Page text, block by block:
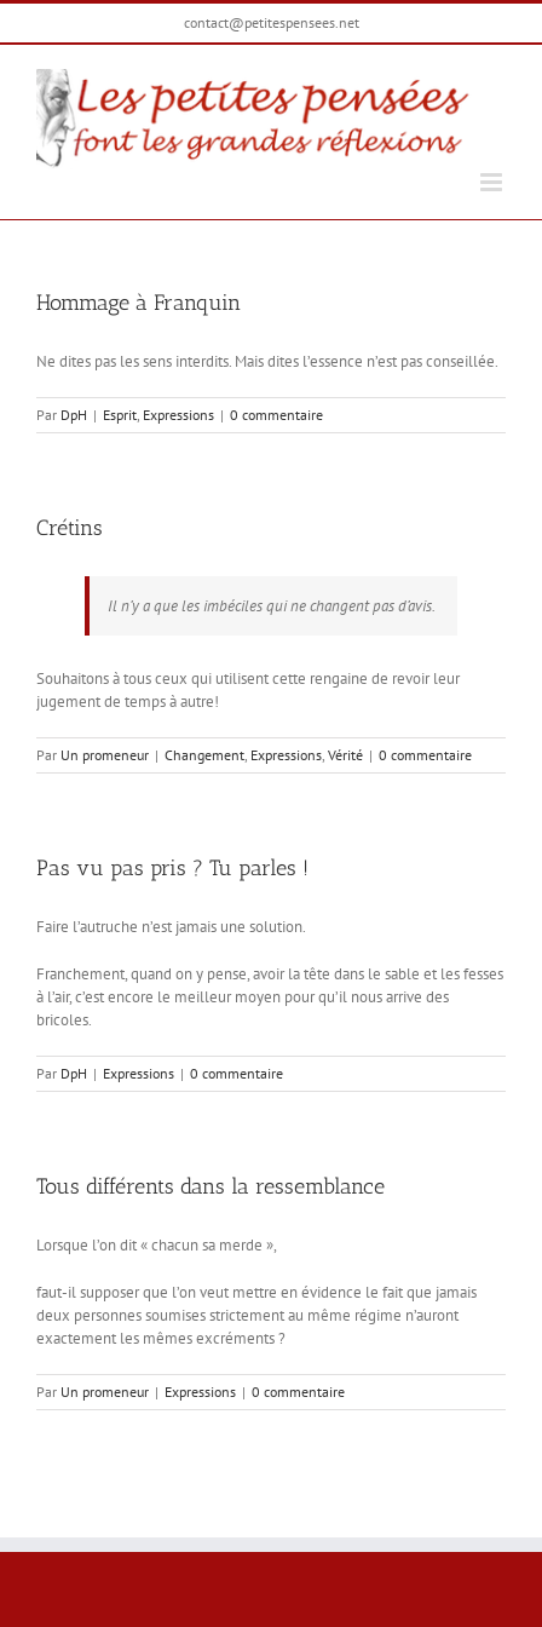
Passer
contact@petitespensees.net
Hommage à Franquin
Ne dites pas les sens interdits. Mais dites l’essence n’est pas conseillée.
Par DpH | Esprit, Expressions | 0 commentaire
Crétins
Il n’y a que les imbéciles qui ne changent pas d’avis.
Souhaitons à tous ceux qui utilisent cette rengaine de revoir leur
jugement de temps à autre!
Par Un promeneur | Changement, Expressions, Vérité | 0 commentaire
Pas vu pas pris ? Tu parles !
Faire l’autruche n’est jamais une solution.
Franchement, quand on y pense, avoir la tête dans le sable et les fesses
à l’air, c’est encore le meilleur moyen pour qu’il nous arrive des
bricoles.
Par DpH | Expressions | 0 commentaire
Tous différents dans la ressemblance
Lorsque l’on dit « chacun sa merde »,
faut-il supposer que l’on veut mettre en évidence le fait que jamais
deux personnes soumises strictement au même régime n’auront
exactement les mêmes excréments ?
Par Un promeneur | Expressions | 0 commentaire